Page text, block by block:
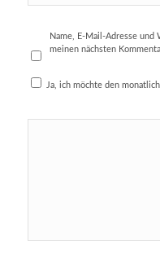
Name, E-Mail-Adresse
meinen nächsten
Ja, ich möchte den